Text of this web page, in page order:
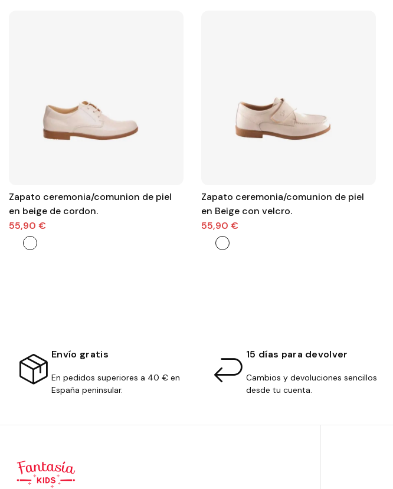
Zapato ceremonia/comunion de piel
en beige de cordon.
55,90 €
Zapato ceremonia/comunion de piel
en Beige con velcro.
55,90 €
Envío gratis
En pedidos superiores a 40 € en
España peninsular.
15 días para devolver
Cambios y devoluciones sencillos
desde tu cuenta.